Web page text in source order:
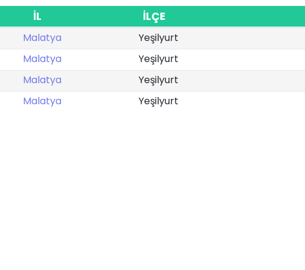
İL İLÇE
Malatya Yeşilyurt
Malatya Yeşilyurt
Malatya Yeşilyurt
Malatya Yeşilyurt